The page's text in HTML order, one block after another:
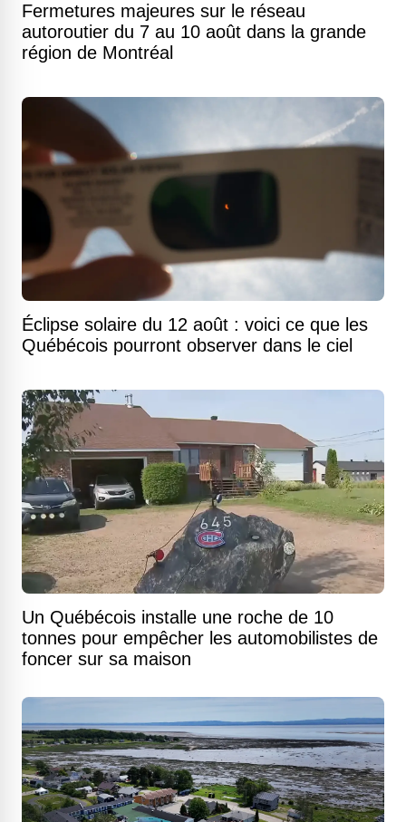
Fermetures majeures sur le réseau
autoroutier du 7 au 10 août dans la grande
région de Montréal
Éclipse solaire du 12 août : voici ce que les
Québécois pourront observer dans le ciel
Un Québécois installe une roche de 10
tonnes pour empêcher les automobilistes de
foncer sur sa maison